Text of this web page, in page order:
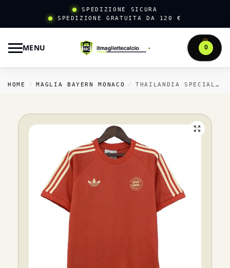
SPEDIZIONE SICURA
SPEDIZIONE GRATUITA DA 120 €
MENU 0
HOME / MAGLIA BAYERN MONACO / THAILANDIA SPECIALE MAGLIA BAYERN MÜNCHEN 2025 2026 II ROSSO